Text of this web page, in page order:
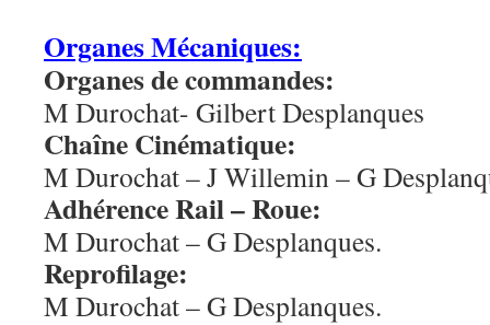
Organes Mécaniques:
Organes de commandes:
M Durochat- Gilbert Desplanques
Chaîne Cinématique:
M Durochat – J Willemin – G
Adhérence Rail – Roue:
M Durochat – G Desplanques.
Reprofilage:
M Durochat – G Desplanques.